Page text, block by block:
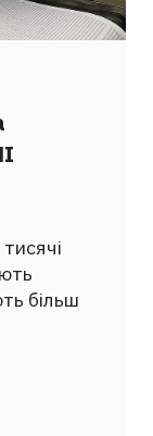
більш